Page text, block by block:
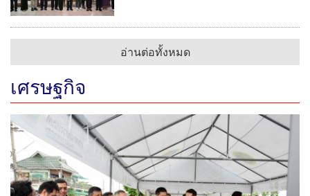
อ่านต่อทั้งหมด
เศรษฐกิจ